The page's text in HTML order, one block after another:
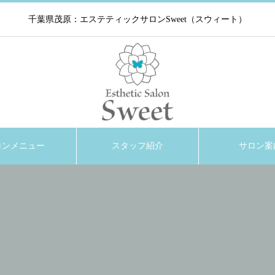
千葉県茂原：エステティックサロンSweet（スウィート）
ンメニュー スタッフ紹介 サロン案